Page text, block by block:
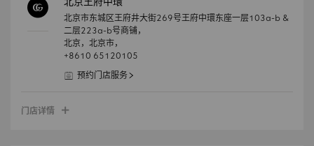
北京市东城区王府井大街269号王府中環东座一层103a-b &
二层223a-b号商铺，
北京， 北京市，
+8610 65120105
预约门店服务
门店详情